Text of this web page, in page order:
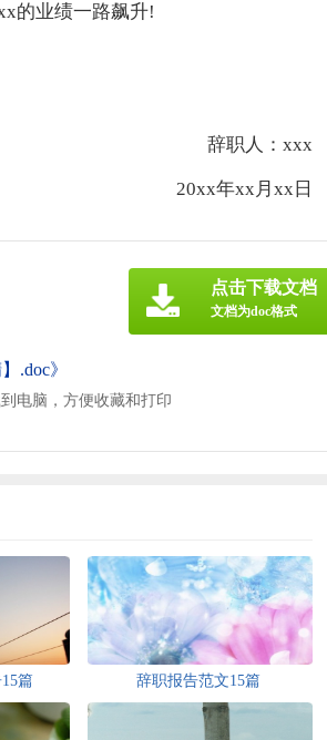
的业绩一路飙升!
辞职人：xxx
20xx年xx月xx日
.doc》
电脑，方便收藏和打印
点击下载文档
文档为doc格式
篇 辞职报告范文15篇